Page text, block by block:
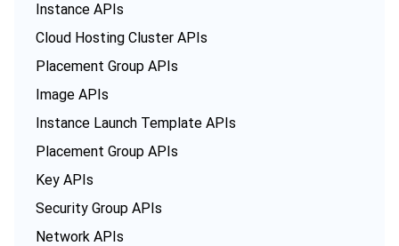
云原生分布式云中心
专属可用区
API 网关
云函数
基础存储服务
文件存储
云硬盘
云 HDFS
日志服务
数据万象
智能媒资托管
关系型数据库
云数据库 MySQL
云数据库 MariaDB
关系型数据库TDSQL
TDSQL-C MySQL 版
NoSQL 数据库
Instance APIs
Cloud Hosting Cluster APIs
Placement Group APIs
Image APIs
Instance Launch Template APIs
Placement Group APIs
Key APIs
Security Group APIs
Network APIs